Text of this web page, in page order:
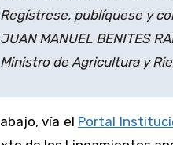
Regístrese, publíquese y
JUAN MANUEL BENITES
Ministro de Agricultura y
vía el Portal